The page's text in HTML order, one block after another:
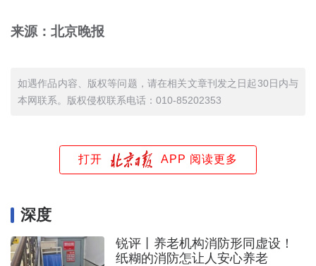
来源：北京晚报
如遇作品内容、版权等问题，请在相关文章刊发之日起30日内与
本网联系。版权侵权联系电话：010-85202353
打开 APP 阅读更多
深度
锐评丨养老机构消防形同虚设！
纸糊的消防怎让人安心养老